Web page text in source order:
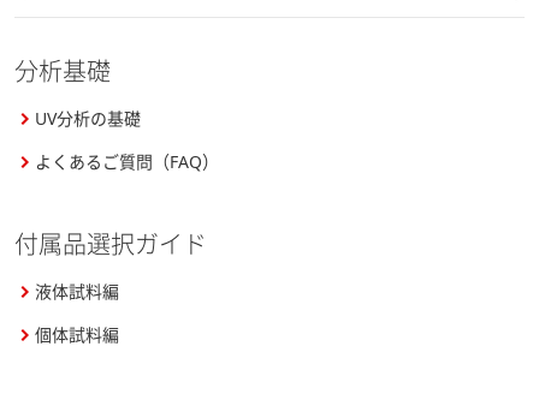
分析基礎
UV分析の基礎
よくあるご質問（FAQ）
付属品選択ガイド
液体試料編
個体試料編